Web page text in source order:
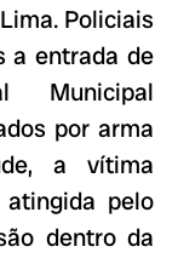
Policiais
a entrada de
Municipal
por arma
a vítima
pelo
dentro da